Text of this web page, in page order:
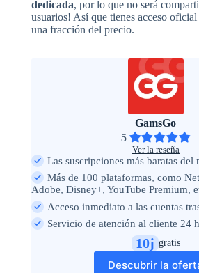
dedicada, por lo que no será
usuarios! Así que tienes acceso
una fracción del precio.
GamsGo
5
Ver la reseña
Las suscripciones más baratas del
Más de 100 plataformas, como
Adobe, Disney+, YouTube Premium,
Acceso inmediato a las cuentas
Servicio de atención al cliente 24
10j gratis
Descubrir la